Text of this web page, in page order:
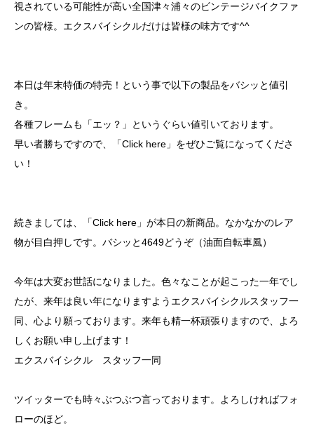
視されている可能性が高い全国津々浦々のビンテージバイクファ
ンの皆様。エクスバイシクルだけは皆様の味方です^^
本日は年末特価の特売！という事で以下の製品をバシッと値引
き。
各種フレームも「エッ？」というぐらい値引いております。
早い者勝ちですので、
「Click here」 をぜひご覧になってくださ
い！
続きましては、 「Click here」 が本日の新商品。なかなかのレア
物が目白押しです。バシッと4649どうぞ（油面自転車風）
今年は大変お世話になりました。色々なことが起こった一年でし
たが、来年は良い年になりますようエクスバイシクルスタッフ一
同、心より願っております。来年も精一杯頑張りますので、よろ
しくお願い申し上げます！
エクスバイシクル スタッフ一同
ツイッターでも時々ぶつぶつ言っております。よろしければフォ
ローのほど。